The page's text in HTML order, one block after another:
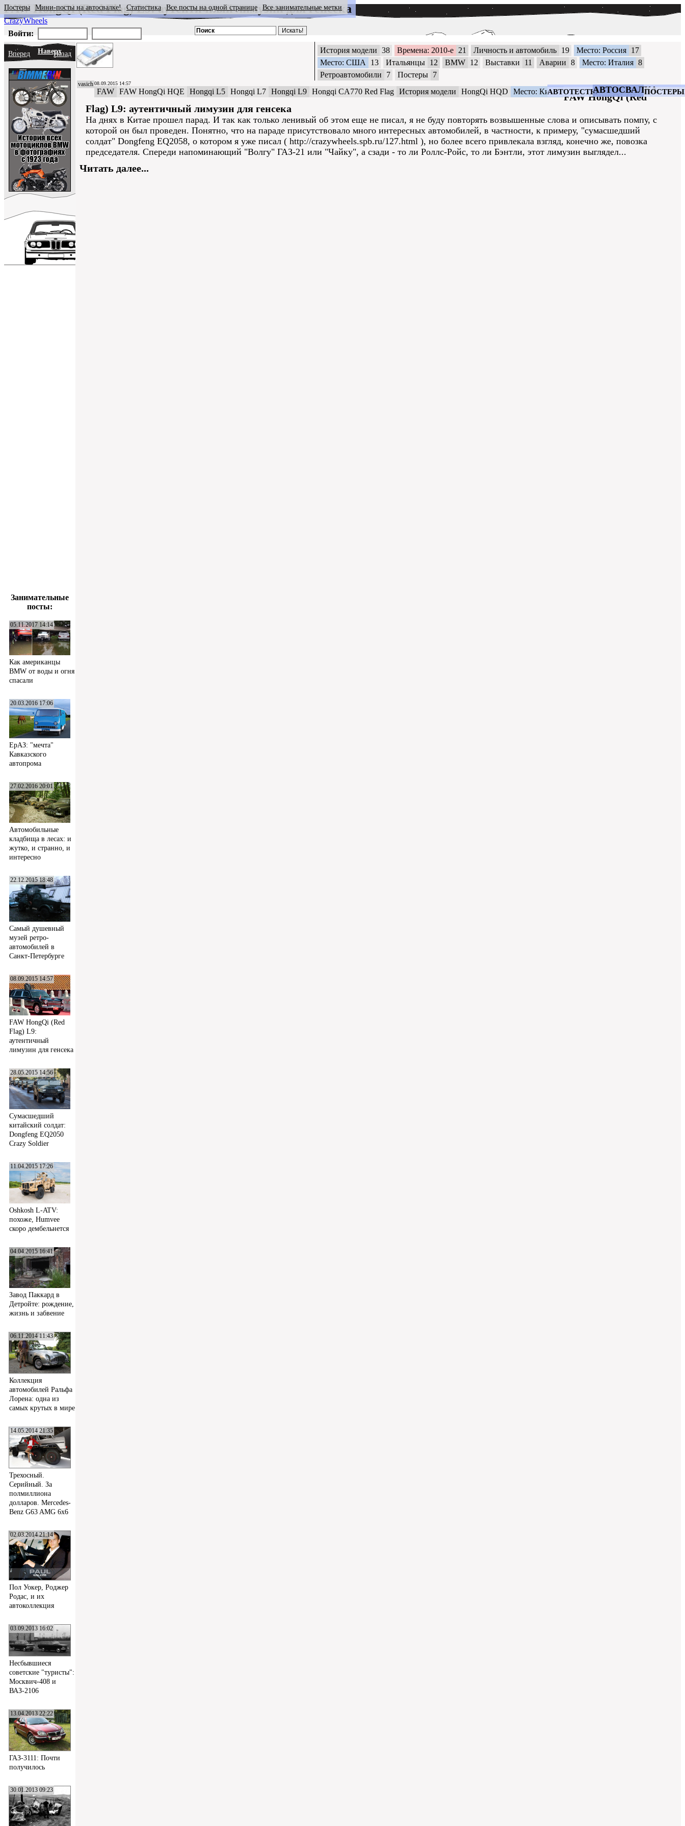
CrazyWheels
АВТОТЕСТЫАВТОСВАЛКАПОСТЕРЫ
Постеры Мини-посты на автосвалке! Статистика Все посты на одной странице Все занимательные метки
Войти:
Вперед НаверхНазад
Занимательные
посты:
05.11.2017 14:14
Как американцы
BMW от воды и огня
спасали
20.03.2016 17:06
ЕрАЗ: "мечта"
Кавказского
автопрома
27.02.2016 20:01
Автомобильные
кладбища в лесах: и
жутко, и странно, и
интересно
22.12.2015 18:48
Самый душевный
музей ретро-
автомобилей в
Санкт-Петербурге
08.09.2015 14:57
FAW HongQi (Red
Flag) L9:
аутентичный
лимузин для генсека
28.05.2015 14:56
Сумасшедший
китайский солдат:
Dongfeng EQ2050
Crazy Soldier
11.04.2015 17:26
Oshkosh L-ATV:
похоже, Humvee
скоро дембельнется
04.04.2015 16:41
Завод Паккард в
Детройте: рождение,
жизнь и забвение
06.11.2014 11:43
Коллекция
автомобилей Ральфа
Лорена: одна из
самых крутых в мире
14.05.2014 21:35
Трехосный.
Серийный. За
полмиллиона
долларов. Mercedes-
Benz G63 AMG 6x6
02.03.2014 21:14
Пол Уокер, Роджер
Родас, и их
автоколлекция
03.09.2013 16:02
Несбывшиеся
советские "туристы":
Москвич-408 и
ВАЗ-2106
13.04.2013 22:22
ГАЗ-3111: Почти
получилось
30.01.2013 09:23
История модели 38 Времена: 2010-е 21 Личность и автомобиль 19 Место: Россия 17
Место: США
13 Итальянцы 12 BMW 12 Выставки 11 Аварии 8 Место: Италия 8
Ретроавтомобили
7 Постеры 7
vasich08.09.2015 14:57
FAW FAW HongQi HQE Hongqi L5 Hongqi L7 Hongqi L9 Hongqi CA770 Red Flag История модели HongQi HQD Место: Китай FAW HongQi (Red
Flag) L9: аутентичный лимузин для генсека
На днях в Китае прошел парад. И так как только ленивый об этом еще не писал, я не буду повторять возвышенные слова и описывать помпу, с
которой он был проведен. Понятно, что на параде присутствовало много интересных автомобилей, в частности, к примеру, "сумасшедший
солдат" Dongfeng EQ2058, о котором я уже писал ( http://crazywheels.spb.ru/127.html ), но более всего привлекала взгляд, конечно же, повозка
председателя. Спереди напоминающий "Волгу" ГАЗ-21 или "Чайку", а сзади - то ли Роллс-Ройс, то ли Бэнтли, этот лимузин выглядел...
Читать далее...
FAW HongQi (Red Flag) L9: аутентичный лимузин для генсека